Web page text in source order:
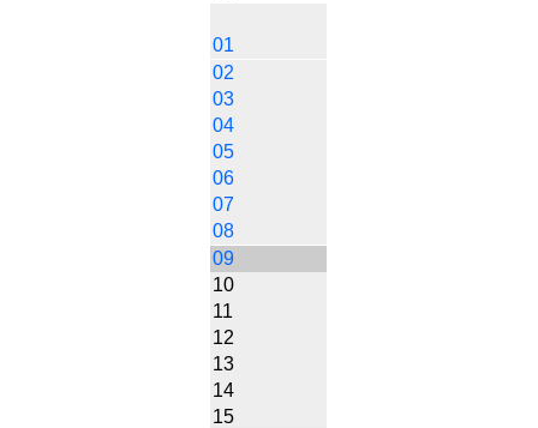
01
02
03
04
05
06
07
08
09
10
11
12
13
14
15